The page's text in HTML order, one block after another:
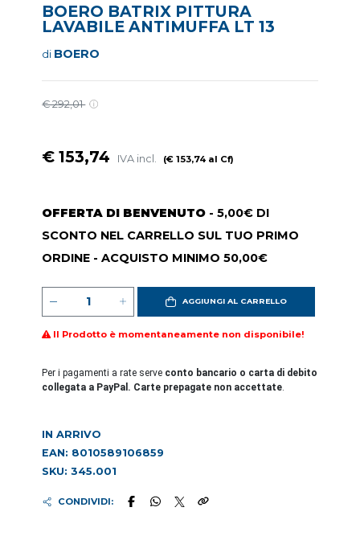
BOERO BATRIX PITTURA
LAVABILE ANTIMUFFA LT 13
di BOERO
€ 292,01
€ 153,74 IVA incl. (€ 153,74 al Cf)
OFFERTA DI BENVENUTO - 5,00€ DI
SCONTO NEL CARRELLO SUL TUO PRIMO
ORDINE - ACQUISTO MINIMO 50,00€
AGGIUNGI AL CARRELLO
Il Prodotto è momentaneamente non disponibile!
Per i pagamenti a rate serve conto bancario o carta di debito
collegata a PayPal. Carte prepagate non accettate.
IN ARRIVO
EAN: 8010589106859
SKU: 345.001
CONDIVIDI: